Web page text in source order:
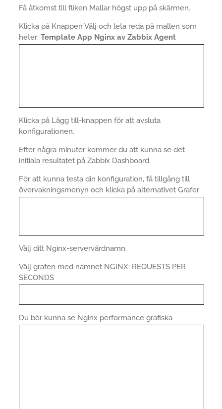
Få åtkomst till fliken Mallar högst upp på skärmen.
Klicka på Knappen Välj och leta reda på mallen som
heter: Template App Nginx av Zabbix Agent
Klicka på Lägg till-knappen för att avsluta
konfigurationen.
Efter några minuter kommer du att kunna se det
initiala resultatet på Zabbix Dashboard.
För att kunna testa din konfiguration, få tillgång till
övervakningsmenyn och klicka på alternativet Grafer.
Välj ditt Nginx-servervärdnamn.
Välj grafen med namnet NGINX: REQUESTS PER
SECONDS
Du bör kunna se Nginx performance grafiska